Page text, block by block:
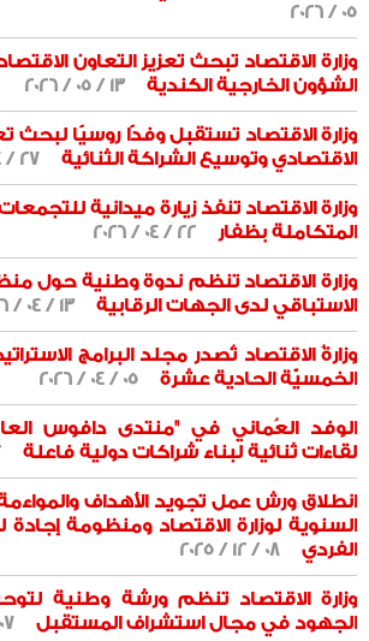
05 / 2026
وزارة الاقتصاد تبحث تعزيز التعاون
الشؤون الخارجية الكندية 13 / 05 / 2026
وزارة الاقتصاد تستقبل وفدًا روسيًا لبحث
الاقتصادي وتوسيع الشراكة الثنائية 27 / 04 / 2026
وزارة الاقتصاد تنفذ زيارة ميدانية
المتكاملة بظفار 22 / 04 / 2026
وزارة الاقتصاد تنظم ندوة وطنية حول
الاستباقي لدى الجهات الرقابية 13 / 04 / 2026
وزارةُ الاقتصاد تُصدر مجلد البرامج
الخمسيّة الحادية عشرة 05 / 04 / 2026
الوفد العُماني في "منتدى دافوس
لقاءات ثنائية لبناء شراكات دولية فاعلة
انطلاق ورش عمل تجويد الأهداف
السنوية لوزارة الاقتصاد ومنظومة إجادة
الفردي 08 / 12 / 2025
وزارة الاقتصاد تنظم ورشة وطنية
الجهود في مجال استشراف المستقبل 07 / 12 / 2025